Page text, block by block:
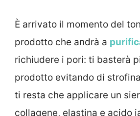
È arrivato il momento del
prodotto che andrà a
richiudere i pori: ti basterà
prodotto evitando di
ti resta che applicare un
collagene, elastina e acido